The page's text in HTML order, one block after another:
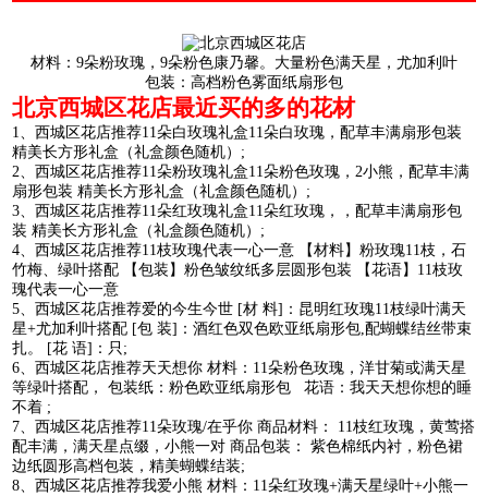
材料：9朵粉玫瑰，9朵粉色康乃馨。大量粉色满天星，尤加利叶
包装：高档粉色雾面纸扇形包
北京西城区花店最近买的多的花材
1、西城区花店推荐11朵白玫瑰礼盒11朵白玫瑰，配草丰满扇形包装
精美长方形礼盒（礼盒颜色随机）;
2、西城区花店推荐11朵粉玫瑰礼盒11朵粉色玫瑰，2小熊，配草丰满
扇形包装 精美长方形礼盒（礼盒颜色随机）;
3、西城区花店推荐11朵红玫瑰礼盒11朵红玫瑰，，配草丰满扇形包
装 精美长方形礼盒（礼盒颜色随机）;
4、西城区花店推荐11枝玫瑰代表一心一意 【材料】粉玫瑰11枝，石
竹梅、绿叶搭配 【包装】粉色皱纹纸多层圆形包装 【花语】11枝玫
瑰代表一心一意
5、西城区花店推荐爱的今生今世 [材 料]：昆明红玫瑰11枝绿叶满天
星+尤加利叶搭配 [包 装]：酒红色双色欧亚纸扇形包,配蝴蝶结丝带束
扎。 [花 语]：只;
6、西城区花店推荐天天想你 材料：11朵粉色玫瑰，洋甘菊或满天星
等绿叶搭配， 包装纸：粉色欧亚纸扇形包 花语：我天天想你想的睡
不着 ;
7、西城区花店推荐11朵玫瑰/在乎你 商品材料： 11枝红玫瑰，黄莺搭
配丰满，满天星点缀，小熊一对 商品包装： 紫色棉纸内衬，粉色裙
边纸圆形高档包装，精美蝴蝶结装;
8、西城区花店推荐我爱小熊 材料：11朵红玫瑰+满天星绿叶+小熊一